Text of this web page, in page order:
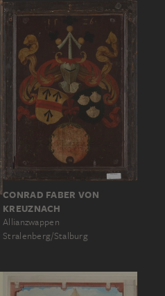
CONRAD FABER VON
KREUZNACH
Allianzwappen
Stralenberg/Stalburg